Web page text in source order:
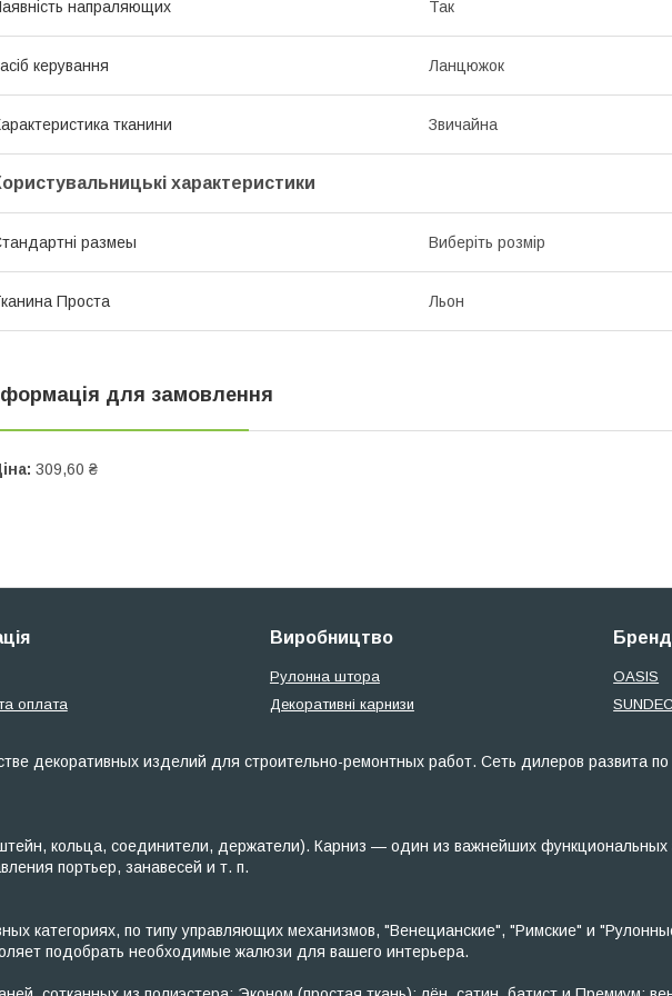
напраляющих Так
керування Ланцюжок
тканини Звичайна
характеристики
размеы Виберіть розмір
Проста Льон
для замовлення
309,60 ₴
оплата
Виробництво
Рулонна штора
Декоративні карнизи
OASIS
декоративных изделий для строительно-ремонтных работ. Сеть дилеров развита по
кольца, соединители, держатели). Карниз — один из важнейших функциональных
портьер, занавесей и т. п.
категориях, по типу управляющих механизмов, "Венецианские", "Римские" и
подобрать необходимые жалюзи для вашего интерьера.